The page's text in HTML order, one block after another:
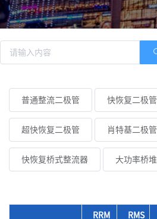
普通整流二极管 快恢复二极管
超快恢复二极管 肖特基二极管
快恢复桥式整流器 大功率桥堆
RRM RMS